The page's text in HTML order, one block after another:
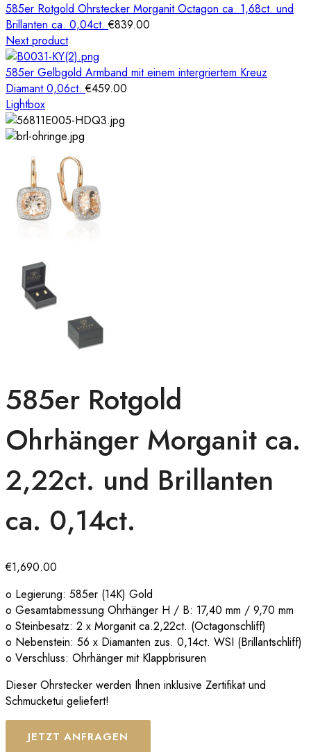
585er Rotgold Ohrstecker Morganit Octagon ca. 1,68ct. und
Brillanten ca. 0,04ct.€839.00
Next product
585er Gelbgold Armband mit einem intergriertem Kreuz
Diamant 0,06ct.€459.00
Lightbox
585er Rotgold
Ohrhänger Morganit ca.
2,22ct. und Brillanten
ca. 0,14ct.
€1,690.00
o Legierung: 585er (14K) Gold
o Gesamtabmessung Ohrhänger H / B: 17,40 mm / 9,70 mm
o Steinbesatz: 2 x Morganit ca.2,22ct. (Octagonschliff)
o Nebenstein: 56 x Diamanten zus. 0,14ct. WSI (Brillantschliff)
o Verschluss: Ohrhänger mit Klappbrisuren
Dieser Ohrstecker werden Ihnen inklusive Zertifikat und
Schmucketui geliefert!
JETZT ANFRAGEN